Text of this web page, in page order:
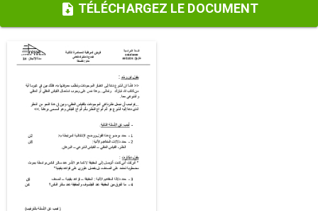
TÉLÉCHARGEZ LE DOCUMENT